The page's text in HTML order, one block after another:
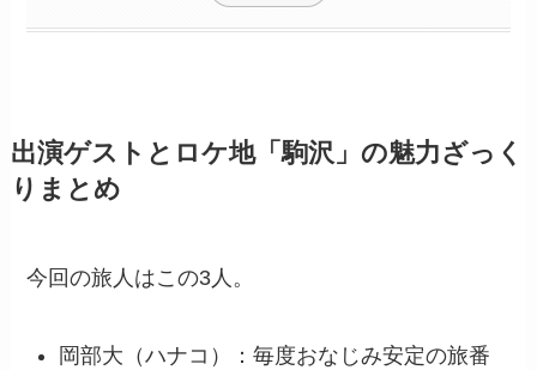
出演ゲストとロケ地「駒沢」の魅力ざっく
りまとめ
今回の旅人はこの3人。
岡部大（ハナコ）：毎度おなじみ安定の旅番